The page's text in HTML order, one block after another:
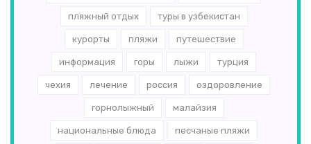
пляжный отдых туры в узбекистан
курорты пляжи путешествие
информация горы лыжи турция
чехия лечение россия оздоровление
горнолыжный малайзия
национальные блюда песчаные пляжи